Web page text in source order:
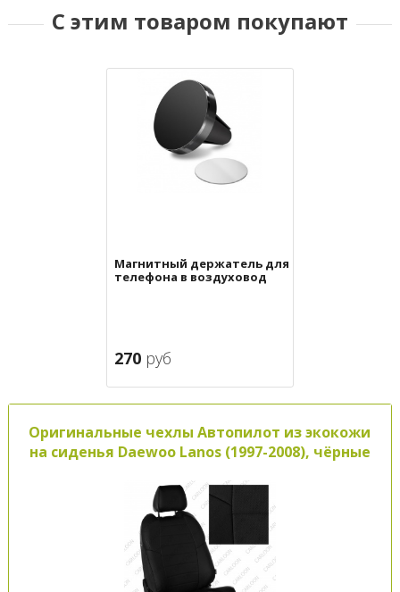
С этим товаром покупают
Магнитный держатель для
телефона в воздуховод
270 руб
Оригинальные чехлы Автопилот из экокожи
на сиденья Daewoo Lanos (1997-2008), чёрные